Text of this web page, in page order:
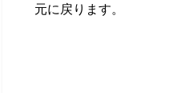
元に戻ります。